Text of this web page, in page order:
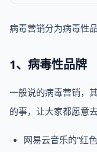
病毒营销分为病毒性
1、病毒性品牌
一般说的病毒营销，
的事，让大家都愿意
网易云音乐的“红